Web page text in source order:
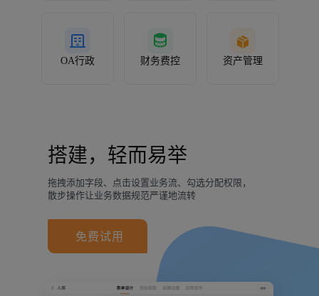
OA行政 财务费控 资产管理
搭建，轻而易举
拖拽添加字段、点击设置业务流、勾选分配权限，
散步操作让业务数据规范严谨地流转
免费试用